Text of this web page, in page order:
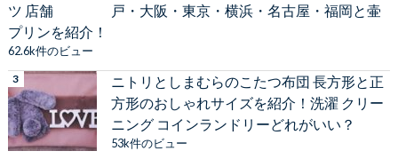
戸・大阪・東京・横浜・名古屋・福岡と壷
プリンを紹介！
62.6k件のビュー
ニトリとしまむらのこたつ布団 長方形と正
方形のおしゃれサイズを紹介！洗濯 クリー
ニング コインランドリーどれがいい？
53k件のビュー